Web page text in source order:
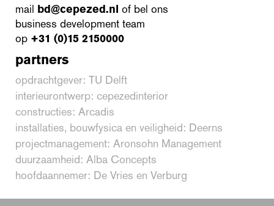
mail bd@cepezed.nl of bel ons
business development team
op +31 (0)15 2150000
partners
opdrachtgever: TU Delft
interieurontwerp: cepezedinterior
constructies: Arcadis
installaties, bouwfysica en veiligheid: Deerns
projectmanagement: Aronsohn Management
duurzaamheid: Alba Concepts
hoofdaannemer: De Vries en Verburg